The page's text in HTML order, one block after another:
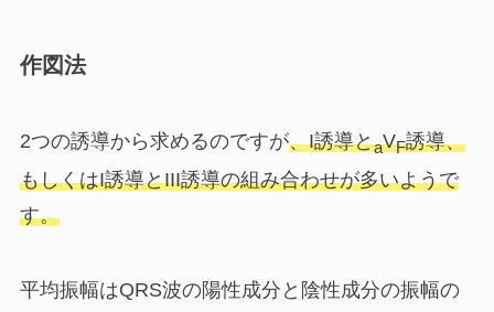
作図法
2つの誘導から求めるのですが、I誘導とaVF誘導、
もしくはI誘導とIII誘導の組み合わせが多いようで
す。
平均振幅はQRS波の陽性成分と陰性成分の振幅の